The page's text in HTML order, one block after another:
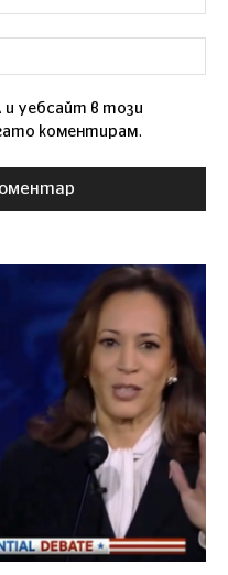
и уебсайт в този
коментирам.